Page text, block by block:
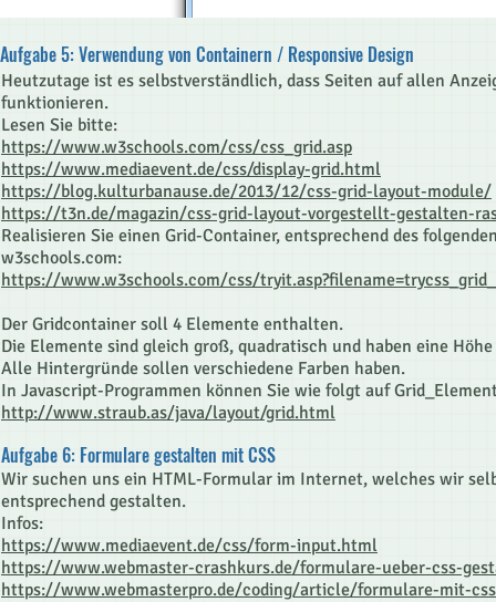
Aufgabe 5: Verwendung von Containern / Responsive Design
Heutzutage ist es selbstverständlich, dass Seiten auf allen
funktionieren.
Lesen Sie bitte:
https://www.w3schools.com/css/css_grid.asp
https://www.mediaevent.de/css/display-grid.html
https://blog.kulturbanause.de/2013/12/css-grid-layout-module/
https://t3n.de/magazin/css-grid-layout-vorgestellt-gestalten-
Realisieren Sie einen Grid-Container, entsprechend des
w3schools.com:
https://www.w3schools.com/css/
Der Gridcontainer soll 4 Elemente enthalten.
Die Elemente sind gleich groß, quadratisch und haben eine
Alle Hintergründe sollen verschiedene Farben haben.
In Javascript-Programmen können Sie wie folgt auf
http://www.straub.as/java/layout/grid.html
Aufgabe 6: Formulare gestalten mit CSS
Wir suchen uns ein HTML-Formular im Internet, welches wir
entsprechend gestalten.
Infos:
https://www.mediaevent.de/css/form-input.html
https://www.webmaster-crashkurs.de/formulare-ueber-css-
https://www.webmasterpro.de/coding/article/formulare-mit-